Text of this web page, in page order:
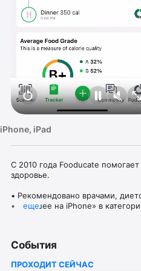
iPhone, iPad
С 2010 года Fooducate
здоровье.
• Рекомендовано врачами,
• «Лучшее на iPhone» в
+ Регистрируйте потребление
еще
События
ПРОХОДИТ СЕЙЧАС